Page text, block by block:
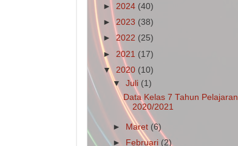
► 2024 (40)
►2023 (38)
► 2022 (25)
► 2021 (17)
▼ 2020 (10)
▼Juli (1)
Data Kelas 7 Tahun Pelajaran
2020/2021
► Maret (6)
►
Februari (2)